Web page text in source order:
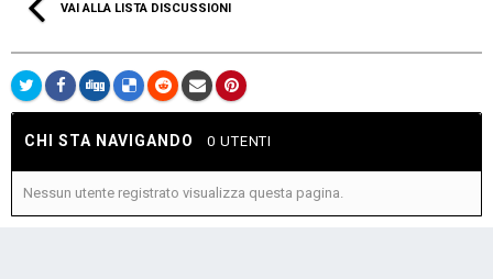
VAI ALLA LISTA DISCUSSIONI
CHI STA NAVIGANDO 0 UTENTI
Nessun utente registrato visualizza questa pagina.